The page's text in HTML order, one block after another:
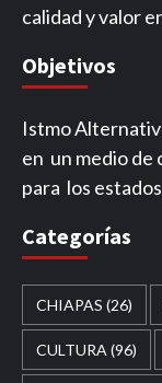
calidad y valor
Objetivos
Istmo
en un medio de
para los
Categorías
CHIAPAS (26)
CULTURA (96)